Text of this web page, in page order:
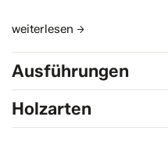
verbunden. Bei den anderen
Wiege genommen werden.
weiterlesen
Ausführungen
Holzarten